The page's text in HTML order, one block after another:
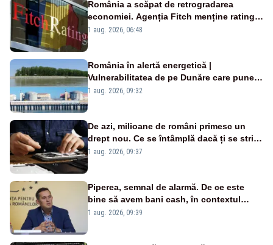
România a scăpat de retrogradarea
economiei. Agenția Fitch menține ratingul
„BBB-” cu perspectivă negativă
1 aug. 2026, 06:48
România în alertă energetică |
Vulnerabilitatea de pe Dunăre care pune
în pericol Centrala Cernavodă era
1 aug. 2026, 09:32
De azi, milioane de români primesc un
drept nou. Ce se întâmplă dacă ți se strică
un produs
1 aug. 2026, 09:37
Piperea, semnal de alarmă. De ce este
bine să avem bani cash, în contextul
alertei energetice?
1 aug. 2026, 09:39